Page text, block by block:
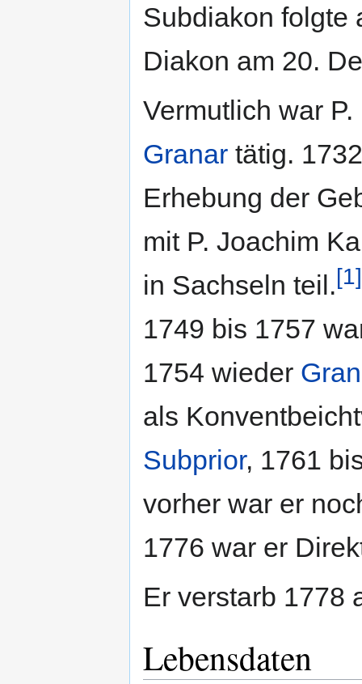
Subdiakon folgte
Diakon am 20.
Vermutlich war
Granar tätig.
Erhebung der
mit P. Joachim
in Sachseln teil.[1]
1749 bis 1757
1754 wieder
als
Subprior, 1761
vorher war er
1776 war er
Er verstarb 1778
Lebensdaten